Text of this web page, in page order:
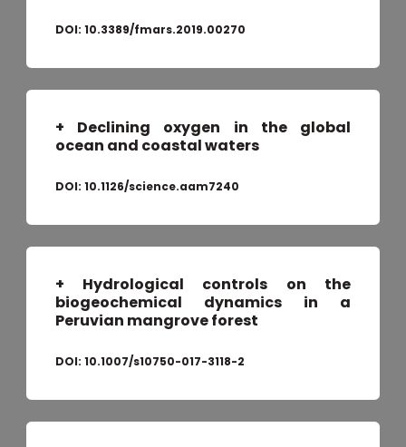
DOI:10.3389/fmars.2019.00270
+ Declining oxygen in the global
ocean and coastal waters
DOI:10.1126/science.aam7240
+ Hydrological controls on the
biogeochemical dynamics in a
Peruvian mangrove forest
DOI:10.1007/s10750-017-3118-2